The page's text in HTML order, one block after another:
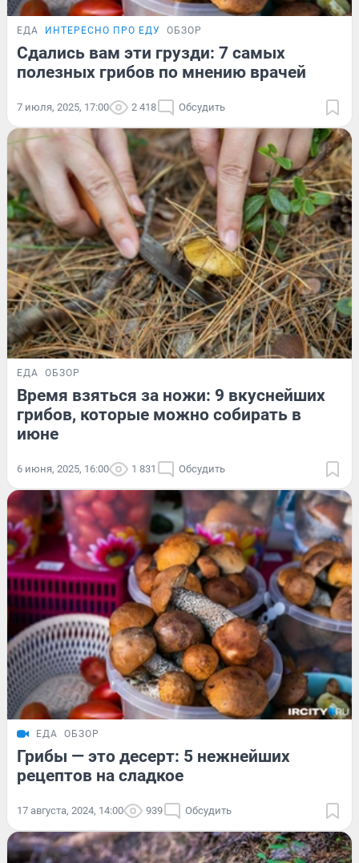
ЕДА ИНТЕРЕСНО ПРО ЕДУ ОБЗОР
Сдались вам эти грузди: 7 самых
полезных грибов по мнению врачей
7 июля, 2025, 17:00 2 418 Обсудить
ЕДА ОБЗОР
Время взяться за ножи: 9 вкуснейших
грибов, которые можно собирать в
июне
6 июня, 2025, 16:00 1 831 Обсудить
ЕДА ОБЗОР
Грибы — это десерт: 5 нежнейших
рецептов на сладкое
17 августа, 2024, 14:00 939 Обсудить